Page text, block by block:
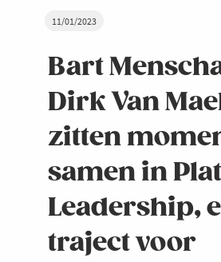
11/01/2023
Bart
Dirk Van
zitten
samen in
Leadership,
traject voor